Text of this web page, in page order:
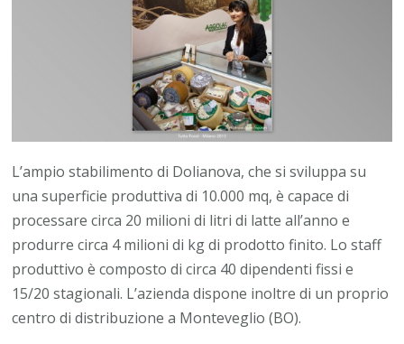
L’ampio stabilimento di Dolianova, che si sviluppa su
una superficie produttiva di 10.000 mq, è capace di
processare circa 20 milioni di litri di latte all’anno e
produrre circa 4 milioni di kg di prodotto finito. Lo staff
produttivo è composto di circa 40 dipendenti fissi e
15/20 stagionali. L’azienda dispone inoltre di un proprio
centro di distribuzione a Monteveglio (BO).